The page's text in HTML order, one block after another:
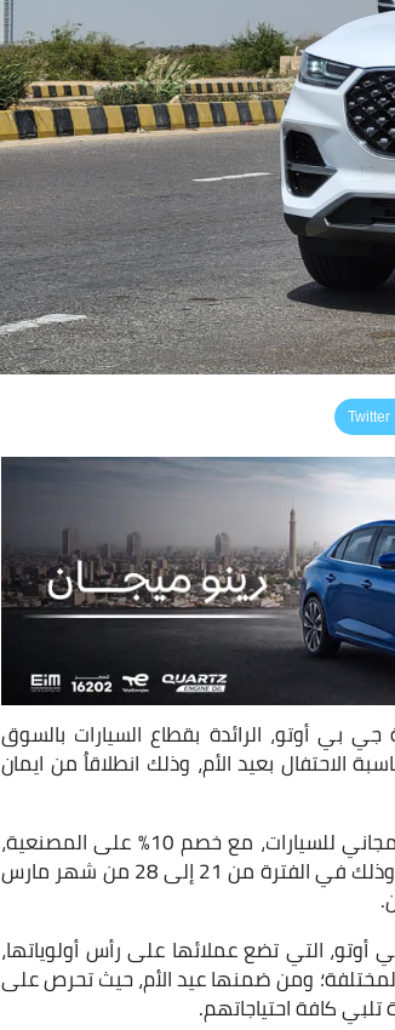
Twitter
جي بي أوتو، الرائدة بقطاع السيارات بالسوق
بعيد الأم، وذلك انطلاقاُ من ايمان
تشمل العروض التي تقدمها شيري لعملائها، توفير خدمة الفحص المجاني للسيارات، مع خصم 10% على المصنعية،
التي يتم شراؤها من خلال مراكز خدمة جي بي أوتو للصيانة والفحص، وذلك في الفترة من 21 إلى 28 من شهر مارس
التي تضع عملائها على رأس أولوياتها،
ومن ضمنها عيد الأم، حيث تحرص على
كافة احتياجاتهم.